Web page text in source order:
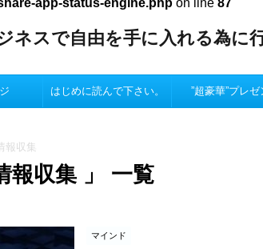
app-status-engine.php on line 87
ネスで自由を手に入れる為に
はじめに読んで下さい。 ”超豪華”プレゼ
報収集
報収集 」 一覧
マインド